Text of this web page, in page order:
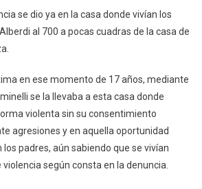
se dio ya en la casa donde vivían los
al 700 a pocas cuadras de la casa de
en ese momento de 17 años, mediante
se la llevaba a esta casa donde
violenta sin su consentimiento
agresiones y en aquella oportunidad
padres, aún sabiendo que se vivían
según consta en la denuncia.